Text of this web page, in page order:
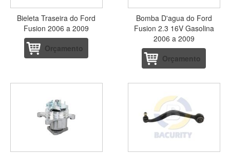
Bieleta Traseira do Ford
Fusion 2006 a 2009
Orçamento
Bomba D'agua do Ford
Fusion 2.3 16V Gasolina
2006 a 2009
Orçamento